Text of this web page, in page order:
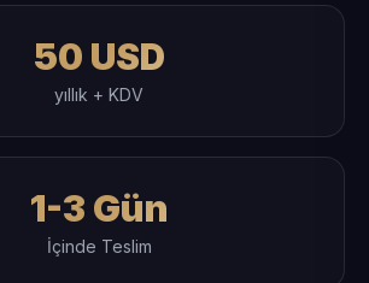
50 USD
yıllık + KDV
1-3 Gün
İçinde Teslim